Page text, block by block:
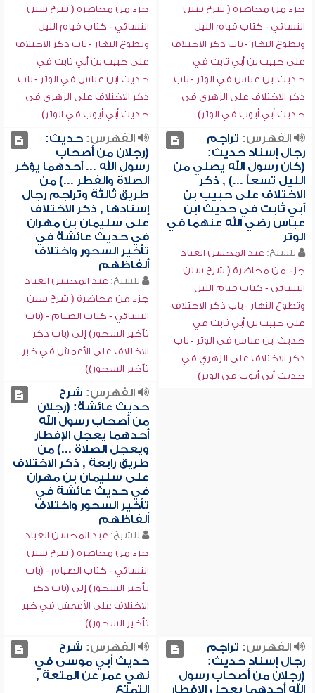
جزء من محاضرة ( شرح سنن
النسائي - كتاب قيام الليل
وتطوع النهار - باب ذكر الاختلاف
على حبيب بن أبي ثابت في
حديث ابن عباس في الوتر - باب
ذكر الاختلاف على الزهري في
حديث أبي أيوب في الوتر)
جزء من محاضرة ( شرح سنن
النسائي - كتاب قيام الليل
وتطوع النهار - باب ذكر الاختلاف
على حبيب بن أبي ثابت في
حديث ابن عباس في الوتر - باب
ذكر الاختلاف على الزهري في
حديث أبي أيوب في الوتر)
الفهرس: تراجم
رجال إسناد حديث:
(كان رسول الله يصلي من
الليل تسعاً ...) , ذكر
الاختلاف على حبيب بن
أبي ثابت في حديث ابن
عباس رضي الله عنهما في
الوتر
للشيخ: عبد المحسن العباد
جزء من محاضرة ( شرح سنن
النسائي - كتاب قيام الليل
وتطوع النهار - باب ذكر الاختلاف
على حبيب بن أبي ثابت في
حديث ابن عباس في الوتر - باب
ذكر الاختلاف على الزهري في
حديث أبي أيوب في الوتر)
الفهرس:حديث:
(رجلان من أصحاب
رسول الله ... أحدهما يؤخر
الصلاة والفطر ...) من
طريق ثالثة وتراجم رجال
إسنادها , ذكر الاختلاف
على سليمان بن مهران
في حديث عائشة في
تأخير السحور واختلاف
ألفاظهم
للشيخ: عبد المحسن العباد
جزء من محاضرة ( شرح سنن
النسائي - كتاب الصيام - (باب
تأخير السحور) إلى (باب ذكر
الاختلاف على الأعمش في خبر
تأخير السحور))
الفهرس: شرح
حديث عائشة: (رجلان
من أصحاب رسول الله
أحدهما يعجل الإفطار
ويعجل الصلاة ...) من
طريق رابعة , ذكر الاختلاف
على سليمان بن مهران
في حديث عائشة في
تأخير السحور واختلاف
ألفاظهم
للشيخ: عبد المحسن العباد
جزء من محاضرة ( شرح سنن
النسائي - كتاب الصيام - (باب
تأخير السحور) إلى (باب ذكر
الاختلاف على الأعمش في خبر
تأخير السحور))
الفهرس: تراجم
رجال إسناد حديث:
(رجلان من أصحاب رسول
الله أحدهما يعجل الإفطار
الفهرس: شرح
حديث أبي موسى في
نهي عمر عن المتعة ,
التمتع